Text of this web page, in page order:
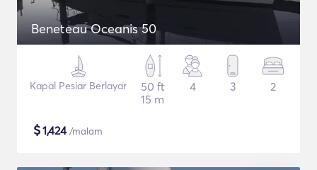
Beneteau Oceanis 50
Kapal Pesiar Berlayar
50 ft
15 m
4 3 2
$1,424/malam